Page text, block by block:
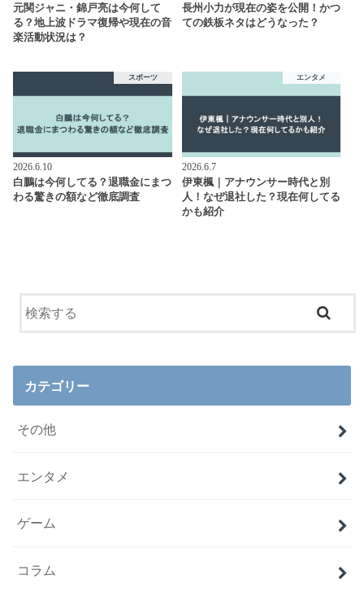
元関ジャニ・錦戸亮は今何して
る？地上波ドラマ復帰や現在の音
楽活動状況は？
長州小力が現在の姿を公開！かつ
ての鉄板ネタはどうなった？
スポーツ
2026.6.10
白鵬は今何してる？退職金にまつ
わる驚きの額など徹底調査
エンタメ
2026.6.7
伊東楓｜アナウンサー時代と別
人！なぜ退社した？現在何してる
かも紹介
カテゴリー
その他
エンタメ
ゲーム
コラム